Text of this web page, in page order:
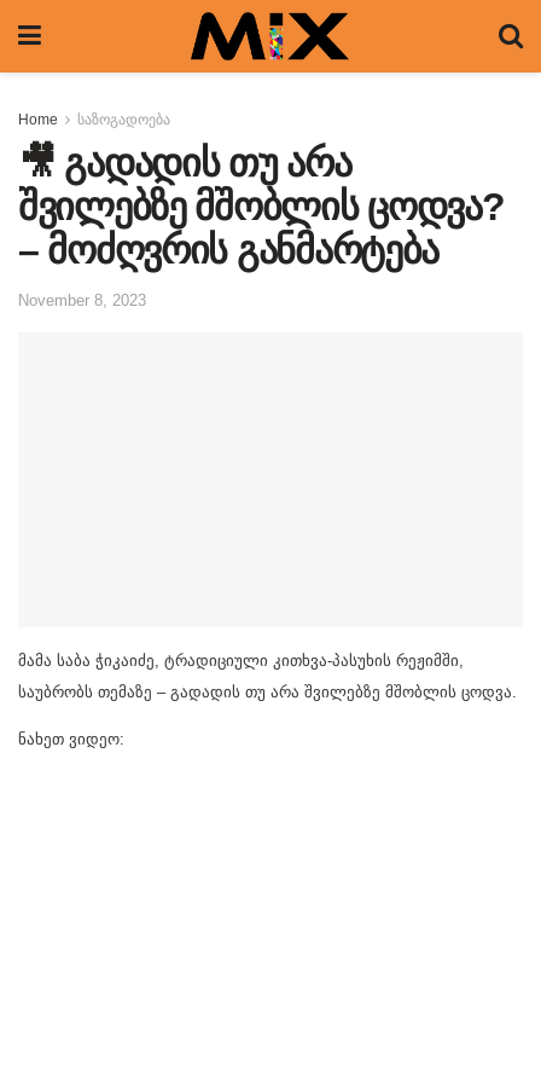
Home საზოგადოება
🎥 გადადის თუ არა
შვილებზე მშობლის ცოდვა?
– მოძღვრის განმარტება
November 8, 2023
მამა საბა ჭიკაიძე, ტრადიციული კითხვა-პასუხის რეჟიმში,
საუბრობს თემაზე – გადადის თუ არა შვილებზე მშობლის ცოდვა.
ნახეთ ვიდეო: